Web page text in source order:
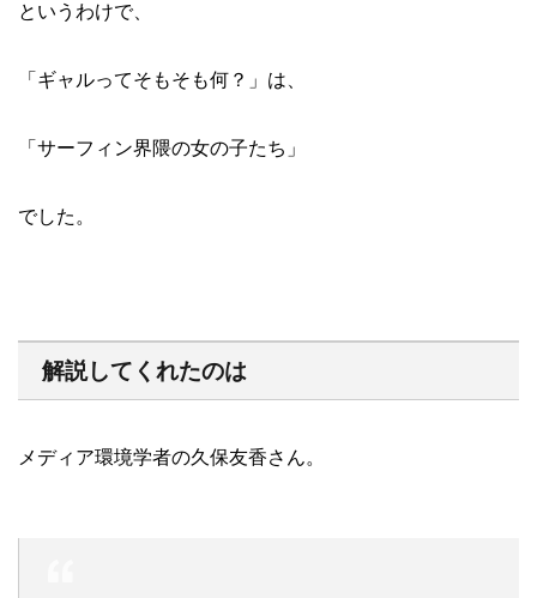
というわけで、
「ギャルってそもそも何？」は、
「サーフィン界隈の女の子たち」
でした。
解説してくれたのは
メディア環境学者の久保友香さん。